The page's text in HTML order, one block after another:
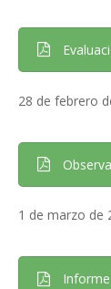
28 de febrero
1 de marzo de